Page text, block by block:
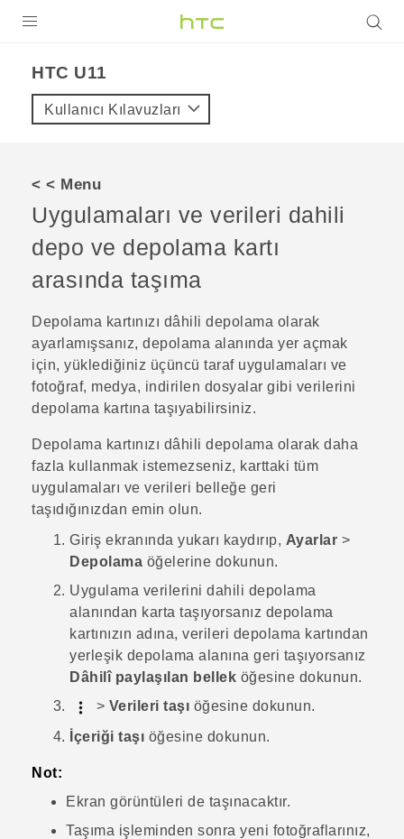
VIVE
VIVERSE
DESTEK
HTC U11‎
Kullanıcı Kılavuzları
< < Menu
Uygulamaları ve verileri dahili
depo ve depolama kartı
arasında taşıma
Depolama kartınızı dâhili depolama olarak
ayarlamışsanız, depolama alanında yer açmak
için, yüklediğiniz üçüncü taraf uygulamaları ve
fotoğraf, medya, indirilen dosyalar gibi verilerini
depolama kartına taşıyabilirsiniz.
Depolama kartınızı dâhili depolama olarak daha
fazla kullanmak istemezseniz, karttaki tüm
uygulamaları ve verileri belleğe geri
taşıdığınızdan emin olun.
Giriş ekranında yukarı kaydırıp, Ayarlar >
Depolama öğelerine dokunun.
Uygulama verilerini dahili depolama
alanından karta taşıyorsanız depolama
kartınızın adına, verileri depolama kartından
yerleşik depolama alanına geri taşıyorsanız
Dâhilî paylaşılan bellek öğesine dokunun.
> Verileri taşı öğesine dokunun.
İçeriği taşı öğesine dokunun.
Not:
Ekran görüntüleri de taşınacaktır.
Taşıma işleminden sonra yeni fotoğraflarınız,